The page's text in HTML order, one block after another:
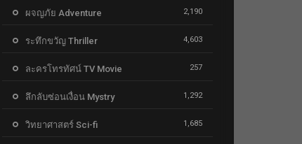
ผจญภัย Adventure 2,190
ระทึกขวัญ Thriller 4,603
ละครโทรทัศน์ TV Movie 257
ลึกลับซ่อนเงื่อน Mystry 1,292
วิทยาศาสตร์ Sci-fi 1,685